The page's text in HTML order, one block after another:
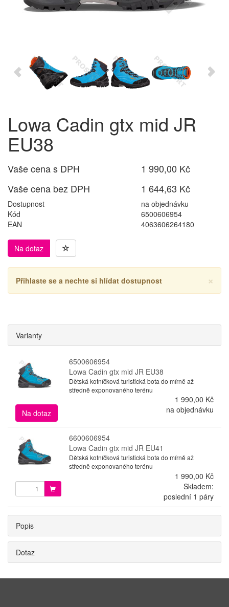
Lowa Cadin gtx mid JR
EU38
Vaše cena s DPH
1 990,00 Kč
Vaše cena bez DPH
1 644,63 Kč
Dostupnost
na objednávku
Kód
6500606954
EAN
4063606264180
Na dotaz
×
Přihlaste se a nechte si hlídat dostupnost
Varianty
6500606954
Lowa Cadin gtx mid JR EU38
Dětská kotníčková turistická bota do mírně až
středně exponovaného terénu
1 990,00 Kč
Na dotaz
na objednávku
6600606954
Lowa Cadin gtx mid JR EU41
Dětská kotníčková turistická bota do mírně až
středně exponovaného terénu
1 990,00 Kč
Skladem:
poslední 1 páry
Popis
Dotaz